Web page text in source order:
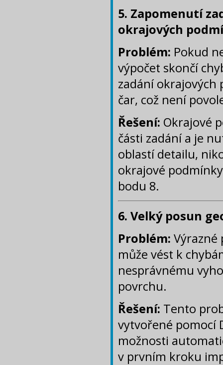
5. Zapomenutí
okrajových
Problém: Pokud
výpočet skončí
zadání okrajových
čar, což není
Řešení: Okrajové
části zadání a je
oblastí detailu,
okrajové
bodu 8.
6. Velký posun
Problém:
může vést k
nesprávnému
povrchu.
Řešení: Tento
vytvořené pomocí
možnosti
v prvním kroku